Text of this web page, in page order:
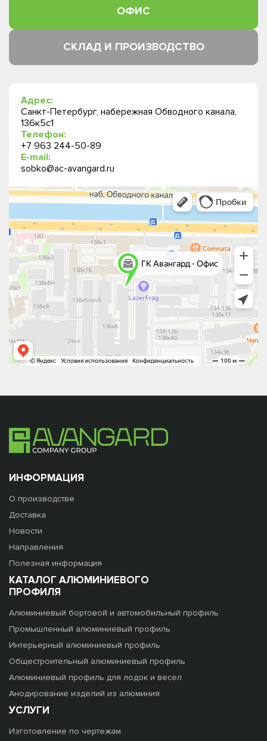
ОФИС
СКЛАД И ПРОИЗВОДСТВО
Адрес:
Санкт-Петербург, набережная Обводного канала,
136к5с1
Телефон:
+7 963 244-50-89
E-mail:
sobko@ac-avangard.ru
ИНФОРМАЦИЯ
О производстве
Доставка
Новости
Направления
Полезная информация
КАТАЛОГ АЛЮМИНИЕВОГО
ПРОФИЛЯ
Алюминиевый бортовой и автомобильный профиль
Промышленный алюминиевый профиль
Интерьерный алюминиевый профиль
Общестроительный алюминиевый профиль
Алюминиевый профиль для лодок и весел
Анодирование изделий из алюминия
УСЛУГИ
Изготовление по чертежам